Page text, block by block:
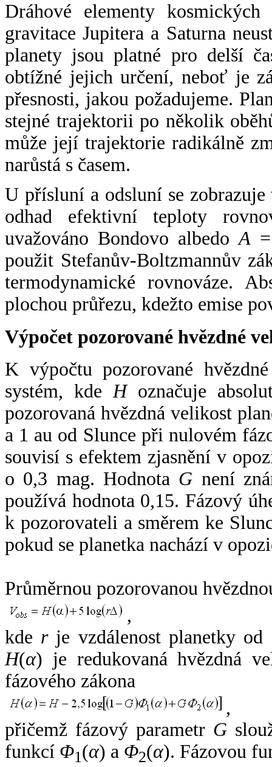
Dráhové elementy
gravitace Jupitera a Saturna
planety jsou platné pro delší
obtížné jejich určení, neboť je
přesnosti, jakou požadujeme.
stejné trajektorii po několik
může její trajektorie radikálně
narůstá s časem.
U přísluní a odsluní se
odhad efektivní teploty
uvažováno Bondovo albedoA
použit Stefanův-Boltzmannův
termodynamické rovnováze.
plochou průřezu, kdežto emise
Výpočet pozorované hvězdné
K výpočtu pozorované
systém, kde Hoznačuje
pozorovaná hvězdná velikost
a 1 au od Slunce při nulovém
souvisí s efektem zjasnění v
o 0,3 mag. Hodnota G není
používá hodnota 0,15. Fázový
k pozorovateli a směrem ke
pokud se planetka nachází v
Průměrnou pozorovanou
,
kde rje vzdálenost planetky od
H(α) je redukovaná hvězdná
fázového zákona
,
přičemž fázový parametr G
funkcí Φ1(α) a Φ2(α). Fázovou